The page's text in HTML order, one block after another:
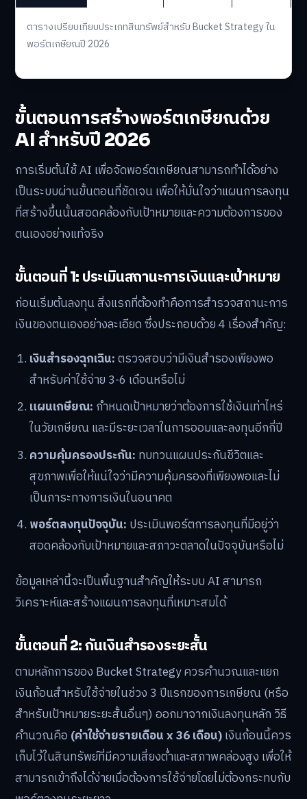
ตารางเปรียบเทียบประเภทสินทรัพย์สำหรับ Bucket Strategy ใน
พอร์ตเกษียณปี 2026
ขั้นตอนการสร้างพอร์ตเกษียณด้วย
AI สำหรับปี 2026
การเริ่มต้นใช้ AI เพื่อจัดพอร์ตเกษียณสามารถทำได้อย่าง
เป็นระบบผ่านขั้นตอนที่ชัดเจน เพื่อให้มั่นใจว่าแผนการลงทุน
ที่สร้างขึ้นนั้นสอดคล้องกับเป้าหมายและความต้องการของ
ตนเองอย่างแท้จริง
ขั้นตอนที่ 1: ประเมินสถานะการเงินและเป้าหมาย
ก่อนเริ่มต้นลงทุน สิ่งแรกที่ต้องทำคือการสำรวจสถานะการ
เงินของตนเองอย่างละเอียด ซึ่งประกอบด้วย 4 เรื่องสำคัญ:
เงินสำรองฉุกเฉิน:ตรวจสอบว่ามีเงินสำรองเพียงพอ
สำหรับค่าใช้จ่าย 3-6 เดือนหรือไม่
แผนเกษียณ: กำหนดเป้าหมายว่าต้องการใช้เงินเท่าไหร่
ในวัยเกษียณ และมีระยะเวลาในการออมและลงทุนอีกกี่ปี
ความคุ้มครองประกัน: ทบทวนแผนประกันชีวิตและ
สุขภาพเพื่อให้แน่ใจว่ามีความคุ้มครองที่เพียงพอและไม่
เป็นภาระทางการเงินในอนาคต
พอร์ตลงทุนปัจจุบัน: ประเมินพอร์ตการลงทุนที่มีอยู่ว่า
สอดคล้องกับเป้าหมายและสภาวะตลาดในปัจจุบันหรือไม่
ข้อมูลเหล่านี้จะเป็นพื้นฐานสำคัญให้ระบบ AI สามารถ
วิเคราะห์และสร้างแผนการลงทุนที่เหมาะสมได้
ขั้นตอนที่ 2: กันเงินสำรองระยะสั้น
ตามหลักการของ Bucket Strategy ควรคำนวณและแยก
เงินก้อนสำหรับใช้จ่ายในช่วง 3 ปีแรกของการเกษียณ (หรือ
สำหรับเป้าหมายระยะสั้นอื่นๆ) ออกมาจากเงินลงทุนหลัก วิธี
คำนวณคือ (ค่าใช้จ่ายรายเดือน x 36 เดือน)เงินก้อนนี้ควร
เก็บไว้ในสินทรัพย์ที่มีความเสี่ยงต่ำและสภาพคล่องสูง เพื่อให้
สามารถเข้าถึงได้ง่ายเมื่อต้องการใช้จ่ายโดยไม่ต้องกระทบกับ